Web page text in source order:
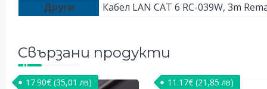
Други
Кабел LAN CAT 6 RC-039W, 3m
Свързани продукти
17.90€ (35,01 лв) 11.17€ (21,85 лв)